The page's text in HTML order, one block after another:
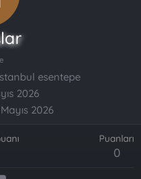
esentepe
2026
2026
Puanları
0